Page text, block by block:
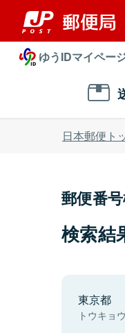
ゆうIDマイペー
日本郵便ト
郵便番
検索結
東京都
トウキョ